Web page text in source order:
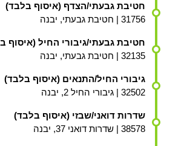
חטיבת גבעתי/הצדף (איסוף בלבד)
31756 | חטיבת גבעתי, יבנה
חטיבת גבעתי/גיבורי החיל (איסוף
32135 | חטיבת גבעתי, יבנה
גיבורי החיל/התנאים (איסוף בלבד)
32502 | גיבורי החיל 2, יבנה
שדרות דואני/שבזי (איסוף בלבד)
38578 | שדרות דואני 37, יבנה